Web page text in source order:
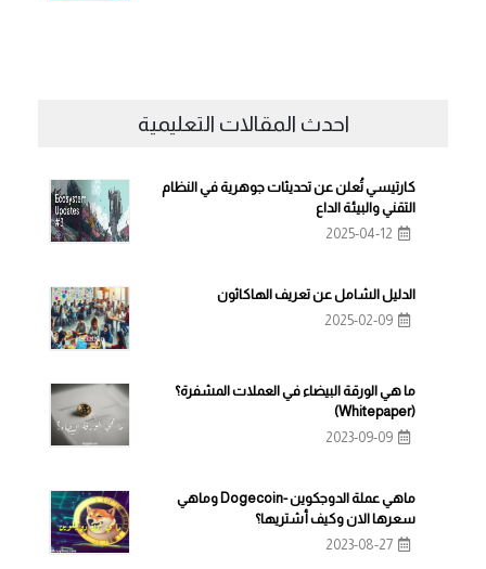
احدث المقالات التعليمية
كارتيسي تُعلن عن تحديثات جوهرية في النظام
التقني والبيئة الداع
2025-04-12
الدليل الشامل عن تعريف الهاكاثون
2025-02-09
ما هي الورقة البيضاء في العملات المشفرة؟
(Whitepaper)
2023-09-09
ماهي عملة الدوجكوين -Dogecoin وماهي
سعرها الان وكيف أشتريها؟
2023-08-27